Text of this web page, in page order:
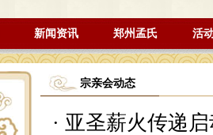
新闻资讯 郑州孟氏 活
宗亲会动态
· 亚圣薪火传递